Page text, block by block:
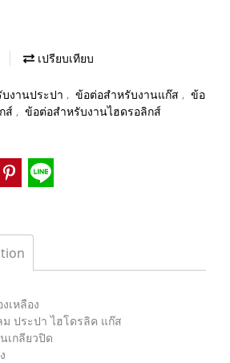
เปรียบเทียบ
งานประปา , ข้อต่อสำหรับงานแก๊ส , ข้อ
ส์ , ข้อต่อสำหรับงานไฮดรอลิกส์
เหลือง
ประปา ไฮโดรลิค แก๊ส
เกลียวปิด